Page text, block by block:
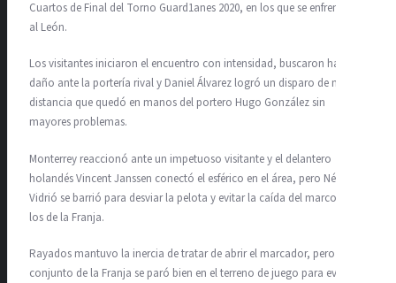
Cuartos de Final del Torno Guard1anes 2020, en los que se enfrentará
al León.
Los visitantes iniciaron el encuentro con intensidad, buscaron hacer
daño ante la portería rival y Daniel Álvarez logró un disparo de media
distancia que quedó en manos del portero Hugo González sin
mayores problemas.
Monterrey reaccionó ante un impetuoso visitante y el delantero
holandés Vincent Janssen conectó el esférico en el área, pero Néstor
Vidrió se barrió para desviar la pelota y evitar la caída del marco de
los de la Franja.
Rayados mantuvo la inercia de tratar de abrir el marcador, pero el
conjunto de la Franja se paró bien en el terreno de juego para evitar